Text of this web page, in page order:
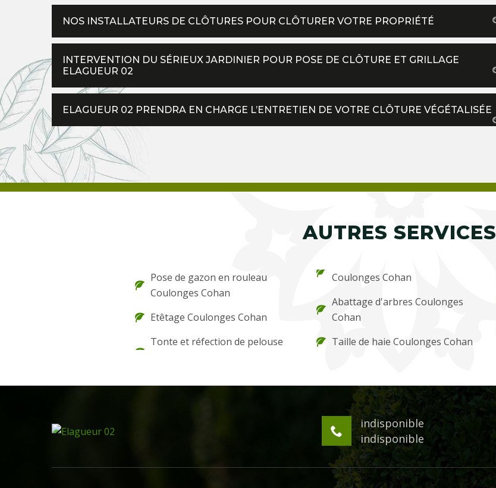
NOS INSTALLATEURS DE CLÔTURES POUR CLÔTURER VOTRE PROPRIÉTÉ
INTERVENTION DU SÉRIEUX JARDINIER POUR POSE DE CLÔTURE ET GRILLAGE
ELAGUEUR 02
ELAGUEUR 02 PRENDRA EN CHARGE L’ENTRETIEN DE VOTRE CLÔTURE VÉGÉTALISÉE
AUTRES SERVICES
Pose de gazon en rouleau
Coulonges Cohan
Etêtage Coulonges Cohan
Tonte et réfection de pelouse
Coulonges Cohan
Abattage d'arbres Coulonges
Cohan
Taille de haie Coulonges Cohan
indisponible
indisponible